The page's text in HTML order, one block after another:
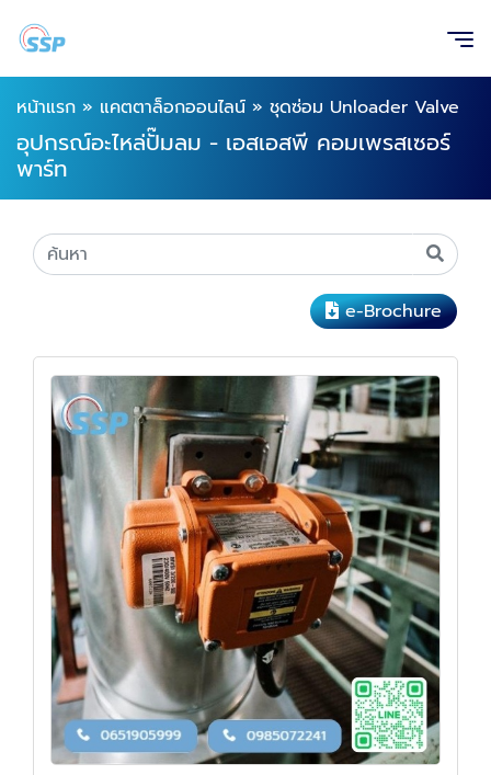
หน้าแรก » แคตตาล็อกออนไลน์ » ชุดซ่อม Unloader Valve
อุปกรณ์อะไหล่ปั๊มลม - เอสเอสพี คอมเพรสเซอร์
พาร์ท
e-Brochure